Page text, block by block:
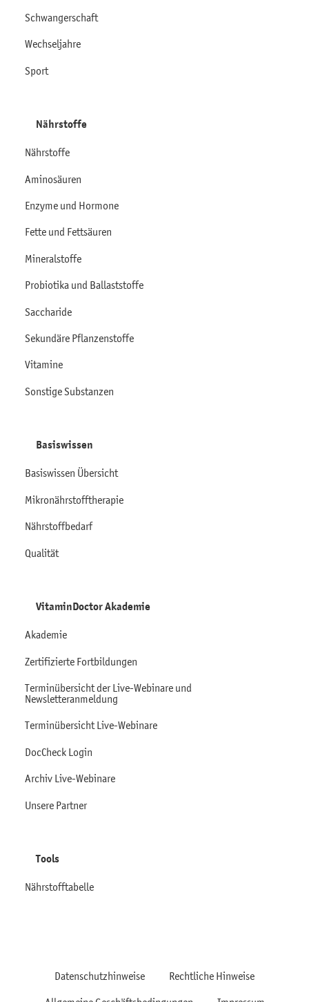
Schwangerschaft
Wechseljahre
Sport
Nährstoffe
Nährstoffe
Aminosäuren
Enzyme und Hormone
Fette und Fettsäuren
Mineralstoffe
Probiotika und Ballaststoffe
Saccharide
Sekundäre Pflanzenstoffe
Vitamine
Sonstige Substanzen
Basiswissen
Basiswissen Übersicht
Mikronährstofftherapie
Nährstoffbedarf
Qualität
VitaminDoctor Akademie
Akademie
Zertifizierte Fortbildungen
Terminübersicht der Live-Webinare und
Newsletteranmeldung
Terminübersicht Live-Webinare
DocCheck Login
Archiv Live-Webinare
Unsere Partner
Tools
Nährstofftabelle
Datenschutzhinweise Rechtliche Hinweise